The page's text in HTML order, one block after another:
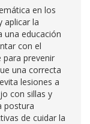
en los
aplicar la
una educación
con el
para prevenir
una correcta
lesiones a
con sillas y
postura
de cuidar la